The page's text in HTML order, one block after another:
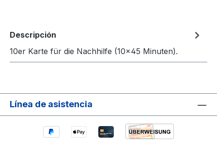
Descripción
10er Karte für die Nachhilfe (10×45 Minuten).
Línea de asistencia